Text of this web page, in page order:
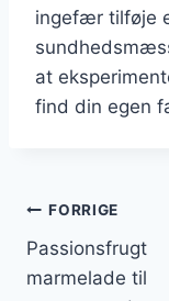
ingefær tilføje
at
find din egen
FORRIGE
Passionsfrugt
marmelade til